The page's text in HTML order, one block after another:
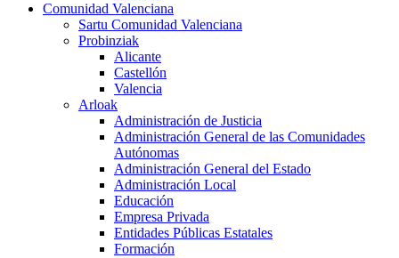
Comunidad Valenciana
Sartu Comunidad Valenciana
Probinziak
Alicante
Castellón
Valencia
Arloak
Administración de Justicia
Administración General de las Comunidades
Autónomas
Administración General del Estado
Administración Local
Educación
Empresa Privada
Entidades Públicas Estatales
Formación